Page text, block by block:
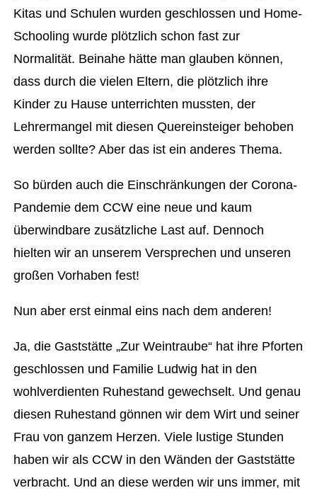
Kitas und Schulen wurden geschlossen und Home-
Schooling wurde plötzlich schon fast zur
Normalität. Beinahe hätte man glauben können,
dass durch die vielen Eltern, die plötzlich ihre
Kinder zu Hause unterrichten mussten, der
Lehrermangel mit diesen Quereinsteiger behoben
werden sollte? Aber das ist ein anderes Thema.
So bürden auch die Einschränkungen der Corona-
Pandemie dem CCW eine neue und kaum
überwindbare zusätzliche Last auf. Dennoch
hielten wir an unserem Versprechen und unseren
großen Vorhaben fest!
Nun aber erst einmal eins nach dem anderen!
Ja, die Gaststätte „Zur Weintraube“ hat ihre Pforten
geschlossen und Familie Ludwig hat in den
wohlverdienten Ruhestand gewechselt. Und genau
diesen Ruhestand gönnen wir dem Wirt und seiner
Frau von ganzem Herzen. Viele lustige Stunden
haben wir als CCW in den Wänden der Gaststätte
verbracht. Und an diese werden wir uns immer, mit